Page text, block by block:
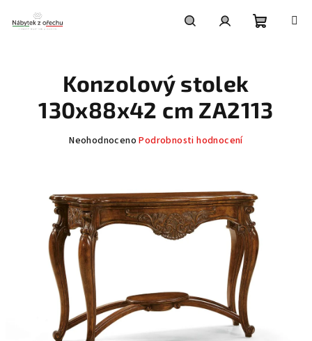
obsah
Konzolový stolek
130x88x42 cm ZA2113
Průměrné
0,0
z
5
hvězdiček.
Neohodnoceno Podrobnosti hodnocení